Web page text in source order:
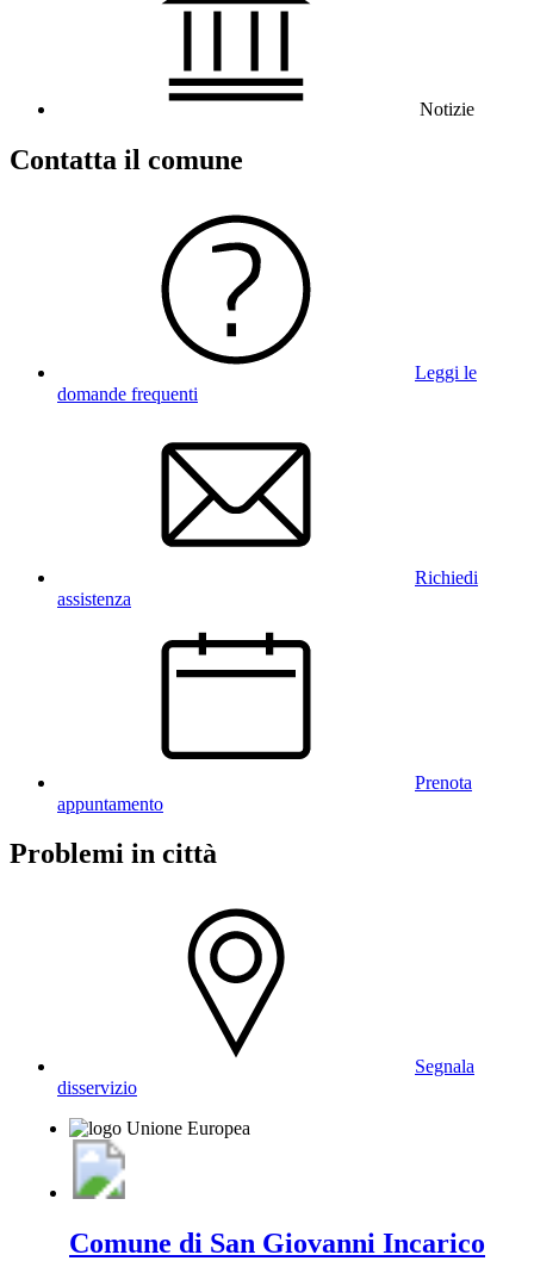
Notizie
Contatta il comune
Leggi le
domande frequenti
Richiedi
assistenza
Prenota
appuntamento
Problemi in città
Segnala
disservizio
Comune di San Giovanni Incarico